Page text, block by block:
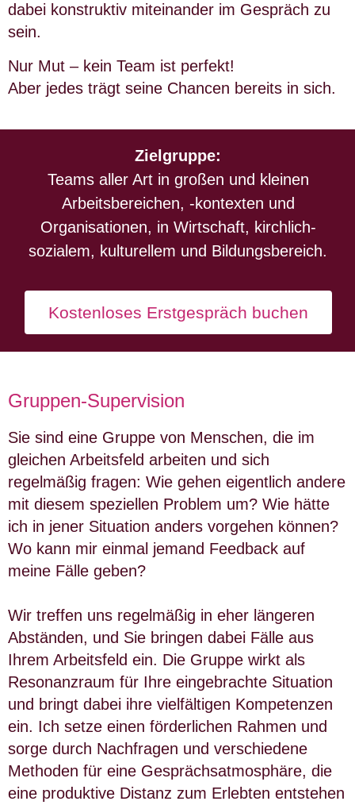
dabei konstruktiv miteinander im Gespräch zu
sein.
Nur Mut – kein Team ist perfekt!
Aber jedes trägt seine Chancen bereits in sich.
Zielgruppe:
Teams aller Art in großen und kleinen
Arbeitsbereichen, -kontexten und
Organisationen, in Wirtschaft, kirchlich-
sozialem, kulturellem und Bildungsbereich.
Kostenloses Erstgespräch buchen
Gruppen-Supervision
Sie sind eine Gruppe von Menschen, die im
gleichen Arbeitsfeld arbeiten und sich
regelmäßig fragen: Wie gehen eigentlich andere
mit diesem speziellen Problem um? Wie hätte
ich in jener Situation anders vorgehen können?
Wo kann mir einmal jemand Feedback auf
meine Fälle geben?
Wir treffen uns regelmäßig in eher längeren
Abständen, und Sie bringen dabei Fälle aus
Ihrem Arbeitsfeld ein. Die Gruppe wirkt als
Resonanzraum für Ihre eingebrachte Situation
und bringt dabei ihre vielfältigen Kompetenzen
ein. Ich setze einen förderlichen Rahmen und
sorge durch Nachfragen und verschiedene
Methoden für eine Gesprächsatmosphäre, die
eine produktive Distanz zum Erlebten entstehen